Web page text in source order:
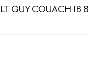
GUY COUACH IB